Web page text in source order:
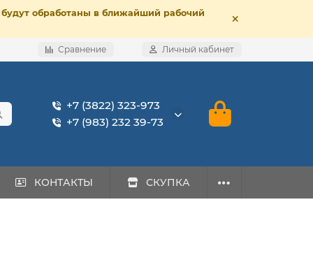
обработаны в ближайший рабочий
Сравнение Личный кабинет
+7 (3822) 323-973
+7 (983) 232 39-73
КОНТАКТЫ СКУПКА